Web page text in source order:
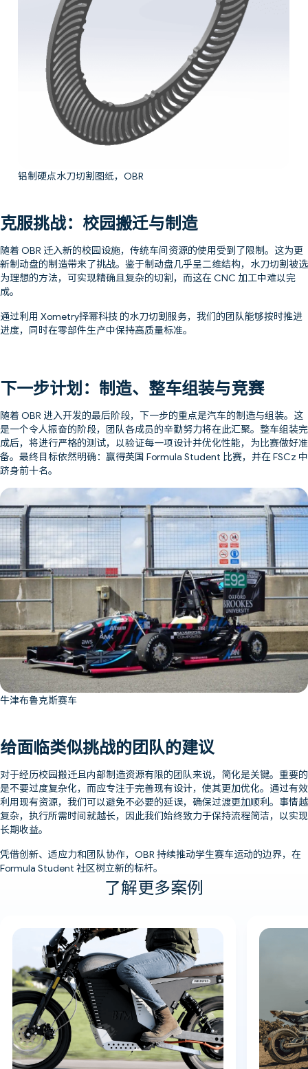
铝制硬点水刀切割图纸，OBR
克服挑战：校园搬迁与制造
随着 OBR 迁入新的校园设施，传统车间资源的使用受到了限制。这为更
新制动盘的制造带来了挑战。鉴于制动盘几乎呈二维结构，水刀切割被选
为理想的方法，可实现精确且复杂的切割，而这在 CNC 加工中难以完
成。
通过利用 Xometry择幂科技 的水刀切割服务，我们的团队能够按时推进
进度，同时在零部件生产中保持高质量标准。
下一步计划：制造、整车组装与竞赛
随着 OBR 进入开发的最后阶段，下一步的重点是汽车的制造与组装。这
是一个令人振奋的阶段，团队各成员的辛勤努力将在此汇聚。整车组装完
成后，将进行严格的测试，以验证每一项设计并优化性能，为比赛做好准
备。最终目标依然明确：赢得英国 Formula Student 比赛，并在 FSCz 中
跻身前十名。
牛津布鲁克斯赛车
给面临类似挑战的团队的建议
对于经历校园搬迁且内部制造资源有限的团队来说，简化是关键。重要的
是不要过度复杂化，而应专注于完善现有设计，使其更加优化。通过有效
利用现有资源，我们可以避免不必要的延误，确保过渡更加顺利。事情越
复杂，执行所需时间就越长，因此我们始终致力于保持流程简洁，以实现
长期收益。
凭借创新、适应力和团队协作，OBR 持续推动学生赛车运动的边界，在
Formula Student 社区树立新的标杆。
了解更多案例